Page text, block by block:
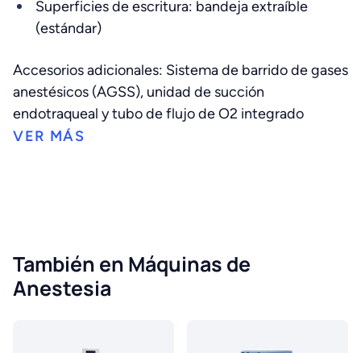
Superficies de escritura: bandeja extraíble
(estándar)
Accesorios adicionales: Sistema de barrido de gases
anestésicos (AGSS), unidad de succión
endotraqueal y tubo de flujo de O2 integrado
También en Máquinas de
Anestesia